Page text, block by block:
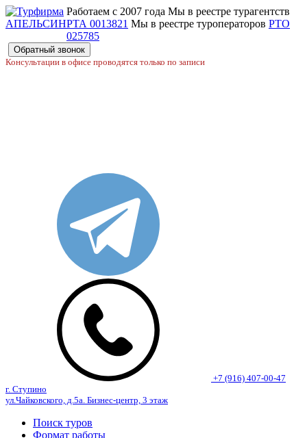
Работаем с 2007 года Мы в реестре турагентств
РТА 0013821 Мы в реестре туроператоров РТО
025785
Обратный звонок
Консультации в офисе проводятся только по записи
+7 (916) 407-00-47
г. Ступино
ул.Чайковского, д.5а. Бизнес-центр, 3 этаж
Поиск туров
Формат работы